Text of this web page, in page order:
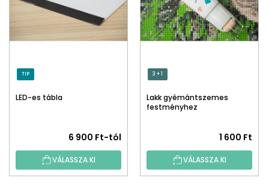
TIP
LED-es tábla
6 900 Ft-tól
VÁLASSZA KI
3 + 1
Lakk gyémántszemes
festményhez
termék
átlagos
értékelése
1 600 Ft
VÁLASSZA KI